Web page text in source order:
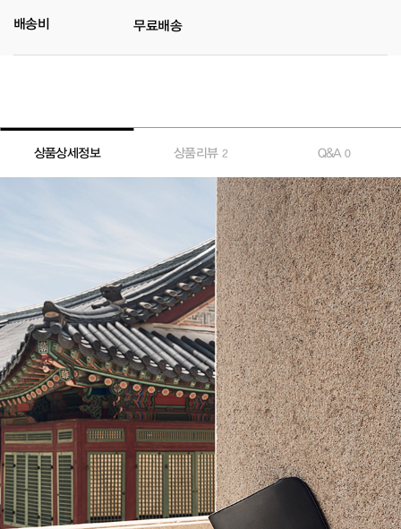
배송비 무료배송
상품상세정보 상품리뷰 2 Q&A0